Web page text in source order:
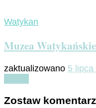
Watykan
Muzea
zaktualizowano 5 lipca
Zostaw komentarz